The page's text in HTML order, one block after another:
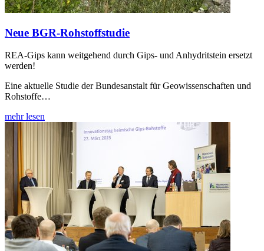
Neue BGR-Rohstoffstudie
REA-Gips kann weitgehend durch Gips- und Anhydritstein ersetzt
werden!
Eine aktuelle Studie der Bundesanstalt für Geowissenschaften und
Rohstoffe…
mehr lesen